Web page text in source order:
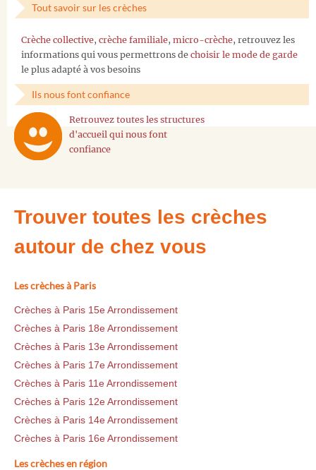
Tout savoir sur les crèches
Crèche collective, crèche familiale, micro-crèche, retrouvez les
informations qui vous permettrons de choisir le mode de garde
le plus adapté à vos besoins
Ils nous font confiance
Retrouvez toutes les structures
d'accueil qui nous font
confiance
Trouver toutes les crèches
autour de chez vous
Les crèches à Paris
Crèches à Paris 15e Arrondissement
Crèches à Paris 18e Arrondissement
Crèches à Paris 13e Arrondissement
Crèches à Paris 17e Arrondissement
Crèches à Paris 11e Arrondissement
Crèches à Paris 12e Arrondissement
Crèches à Paris 14e Arrondissement
Crèches à Paris 16e Arrondissement
Les crèches en région